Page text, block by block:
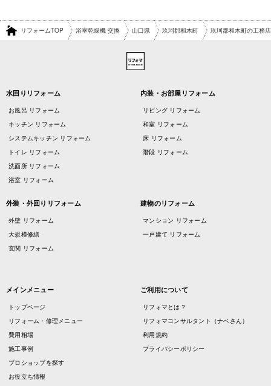
リフォームTOP 浴室乾燥機 交換 山口県 玖珂郡和木町 玖珂郡和木町の工務
水回りリフォーム
お風呂 リフォーム
キッチン リフォーム
システムキッチン リフォーム
トイレ リフォーム
洗面所 リフォーム
浴室 リフォーム
内装・お部屋リフォーム
リビング リフォーム
和室 リフォーム
床 リフォーム
階段 リフォーム
外装・外回りリフォーム
外壁 リフォーム
大規模修繕
玄関 リフォーム
建物のリフォーム
マンション リフォーム
一戸建て リフォーム
メインメニュー
トップページ
リフォーム・修理メニュー
費用相場
施工事例
プロショップを探す
お役立ち情報
ご利用について
リフォマとは？
リフォマコンサルタント（ナベさん）
利用規約
プライバシーポリシー